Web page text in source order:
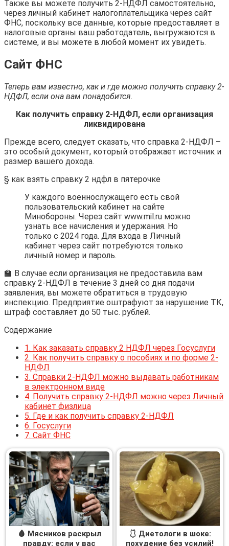
Также вы можете получить 2-НДФЛ самостоятельно,
через личный кабинет налогоплательщика через сайт
ФНС, поскольку все данные, которые предоставляет в
налоговые органы ваш работодатель, выгружаются в
системе, и вы можете в любой момент их увидеть.
Сайт ФНС
Теперь вам известно, как и где можно получить справку 2-
НДФЛ, если она вам понадобится.
Как получить справку 2-НДФЛ, если организация
ликвидирована
Прежде всего, следует сказать, что справка 2-НДФЛ –
это особый документ, который отображает источник и
размер вашего дохода.
§ как взять справку 2 ндфл в пятерочке
У каждого военнослужащего есть свой
пользовательский кабинет на сайте
Минобороны. Через сайт www.mil.ru можно
узнать все начисления и удержания. Но
только с 2024 года. Для входа в Личный
кабинет через сайт потребуются только
личный номер и пароль.
🏫 В случае если организация не предоставила вам
справку 2-НДФЛ в течение 3 дней со дня подачи
заявления, вы можете обратиться в трудовую
инспекцию. Предприятие оштрафуют за нарушение ТК,
штраф составляет до 50 тыс. рублей.
Содержание
1. Как заказать справку 2 НДФЛ через Госуслуги
2. Как получить справку о пособиях и по форме 2-
НДФЛ
3. Справки 2-НДФЛ можно выдавать работникам
в электронном виде
4. Получить справку 2-НДФЛ можно через Личный
кабинет физлица
5. Где и как получить справку 2-НДФЛ
6. Госуслуги
7. Сайт ФНС
🩸 Мясников раскрыл
правду: если у вас
🩱 Диетологи в шоке:
похудение без усилий!